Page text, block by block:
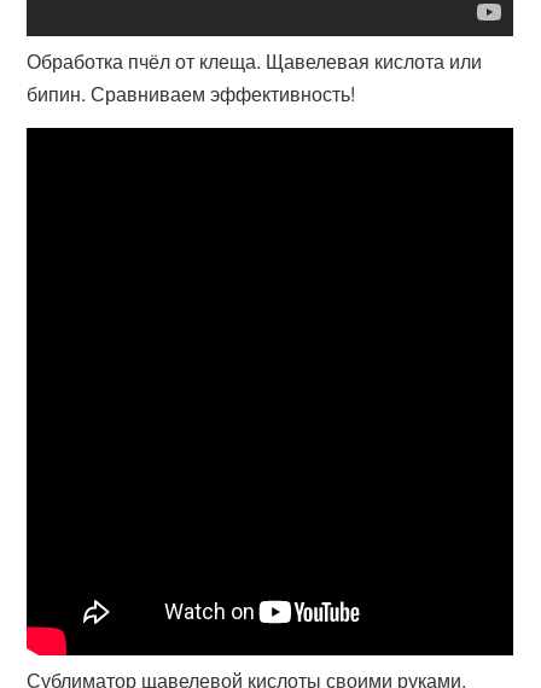
Обработка пчёл от клеща. Щавелевая кислота или
бипин. Сравниваем эффективность!
Сублиматор щавелевой кислоты своими руками.